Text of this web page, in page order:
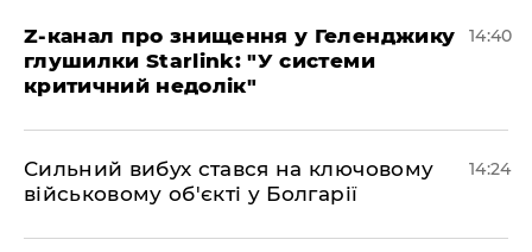
Z-канал про знищення у Геленджику
глушилки Starlink: "У системи
критичний недолік"
14:40
Сильний вибух стався на ключовому
військовому об'єкті у Болгарії
14:24